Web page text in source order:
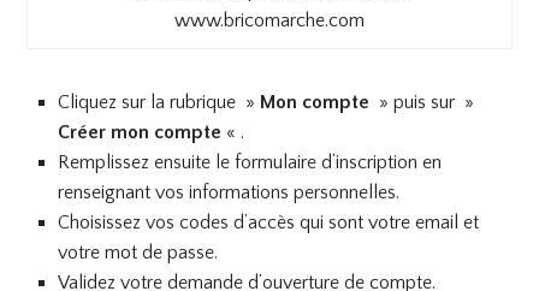
www.bricomarche.com
Cliquez sur la rubrique » Mon compte » puis sur »
Créer mon compte « .
Remplissez ensuite le formulaire d’inscription en
renseignant vos informations personnelles.
Choisissez vos codes d’accès qui sont votre email et
votre mot de passe.
Validez votre demande d’ouverture de compte.